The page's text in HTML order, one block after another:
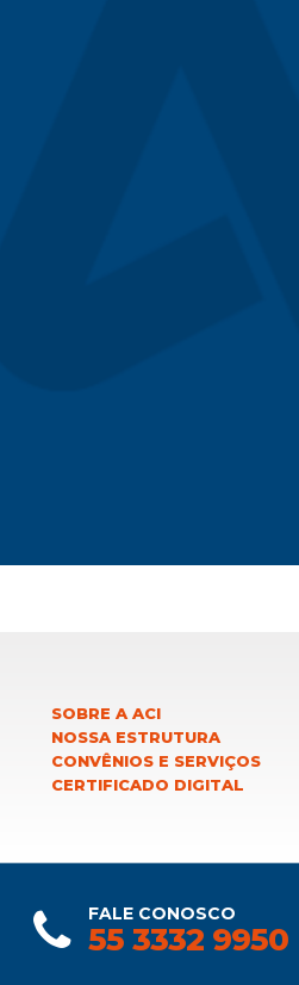
SOBRE A ACI
NOSSA ESTRUTURA
CONVÊNIOS E SERVIÇOS
CERTIFICADO DIGITAL
FALE CONOSCO
55 3332 9950